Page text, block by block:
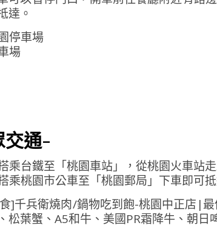
達。
停車場
場
交通-
乘台鐵至「桃園車站」，從桃園火車站
乘桃園市公車至「桃園郵局」下車即可抵